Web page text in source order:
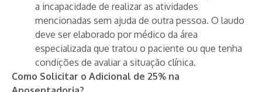
a incapacidade de realizar as atividades
mencionadas sem ajuda de outra pessoa. O laudo
deve ser elaborado por médico da área
especializada que tratou o paciente ou que tenha
condições de avaliar a situação clínica.
Como Solicitar o Adicional de 25% na